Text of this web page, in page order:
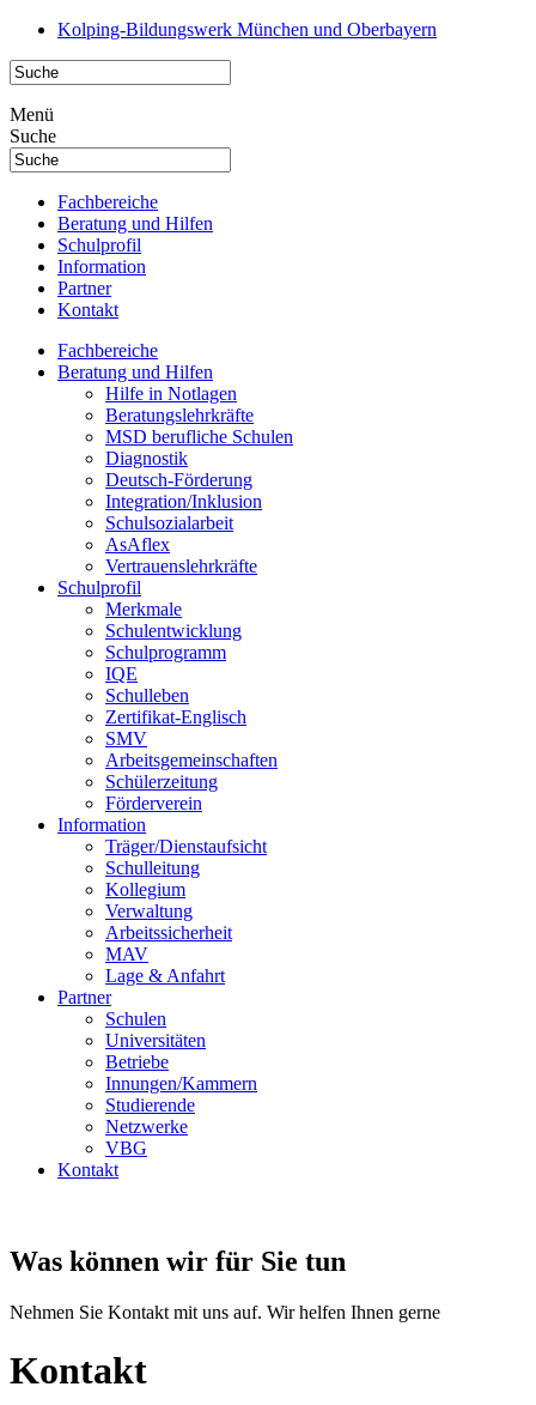
Kolping-Bildungswerk München und Oberbayern
Menü
Suche
Fachbereiche
Beratung und Hilfen
Schulprofil
Information
Partner
Kontakt
Fachbereiche
Beratung und Hilfen
Hilfe in Notlagen
Beratungslehrkräfte
MSD berufliche Schulen
Diagnostik
Deutsch-Förderung
Integration/Inklusion
Schulsozialarbeit
AsAflex
Vertrauenslehrkräfte
Schulprofil
Merkmale
Schulentwicklung
Schulprogramm
IQE
Schulleben
Zertifikat-Englisch
SMV
Arbeitsgemeinschaften
Schülerzeitung
Förderverein
Information
Träger/Dienstaufsicht
Schulleitung
Kollegium
Verwaltung
Arbeitssicherheit
MAV
Lage & Anfahrt
Partner
Schulen
Universitäten
Betriebe
Innungen/Kammern
Studierende
Netzwerke
VBG
Kontakt
Was können wir für Sie tun
Nehmen Sie Kontakt mit uns auf. Wir helfen Ihnen gerne
Kontakt